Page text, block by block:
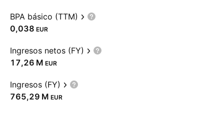
BPA básico (TTM)
0,038 EUR
Ingresos netos (FY)
‪17,26 M‬ EUR
Ingresos (FY)
‪765,29 M‬ EUR